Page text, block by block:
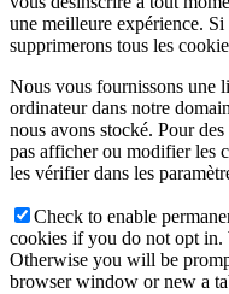
une meilleure expérience.
supprimerons tous les
Nous vous fournissons une
ordinateur dans notre
nous avons stocké. Pour
pas afficher ou modifier les
les vérifier dans les
Check to enable
cookies if you do not opt in.
Otherwise you will be
browser window or new a